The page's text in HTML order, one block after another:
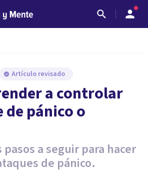
Artículo revisado
a controlar
de pánico o
pasos a seguir para hacer
de pánico.